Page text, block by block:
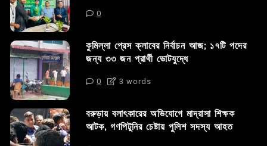
0
কুমিল্লা প্রেস ক্লাবের নির্বাচন আজ; ১৭টি পদের
জন্য ৩৩ জন প্রার্থী ভোটযুদ্ধে
0 3 words
বরুড়ায় বলাৎকারের অভিযোগে মাদ্রাসা শিক্ষক
আটক, গণপিটুনির চেষ্টায় পুলিশ সদস্য আহত